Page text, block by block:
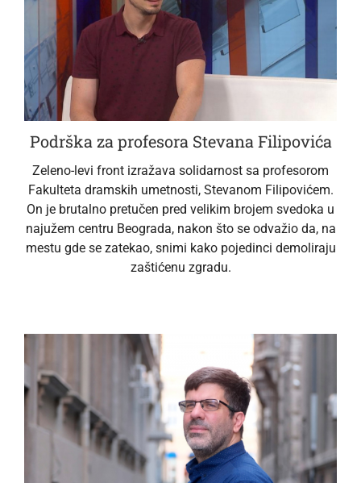
Podrška za profesora Stevana Filipovića
Zeleno-levi front izražava solidarnost sa profesorom
Fakulteta dramskih umetnosti, Stevanom Filipovićem.
On je brutalno pretučen pred velikim brojem svedoka u
najužem centru Beograda, nakon što se odvažio da, na
mestu gde se zatekao, snimi kako pojedinci demoliraju
zaštićenu zgradu.